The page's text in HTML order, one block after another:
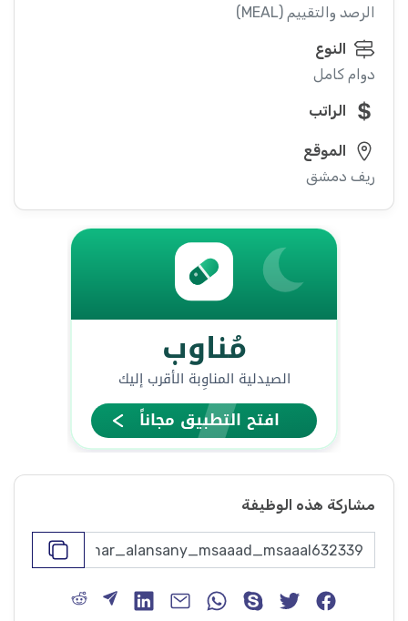
الرصد والتقييم (MEAL)
النوع
دوام كامل
الراتب
الموقع
ريف دمشق
مشاركة هذه الوظيفة